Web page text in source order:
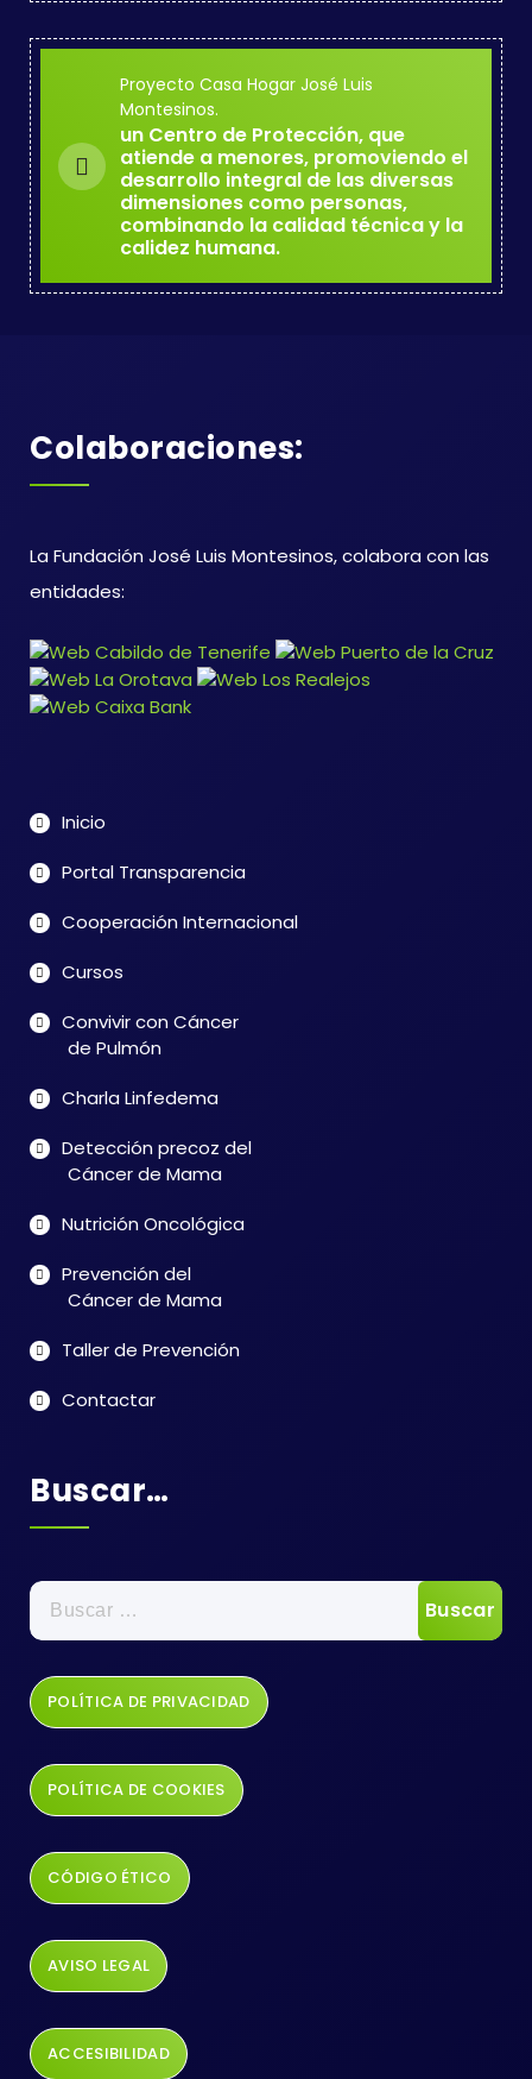
Proyecto Casa Hogar José Luis
Montesinos.
un Centro de Protección, que
atiende a menores, promoviendo el
desarrollo integral de las diversas
dimensiones como personas,
combinando la calidad técnica y la
calidez humana.
Colaboraciones:
La Fundación José Luis Montesinos, colabora con las
entidades:
Inicio
Portal Transparencia
Cooperación Internacional
Cursos
Convivir con Cáncer
de Pulmón
Charla Linfedema
Detección precoz del
Cáncer de Mama
Nutrición Oncológica
Prevención del
Cáncer de Mama
Taller de Prevención
Contactar
Buscar…
POLÍTICA DE PRIVACIDAD
POLÍTICA DE COOKIES
CÓDIGO ÉTICO
AVISO LEGAL
ACCESIBILIDAD